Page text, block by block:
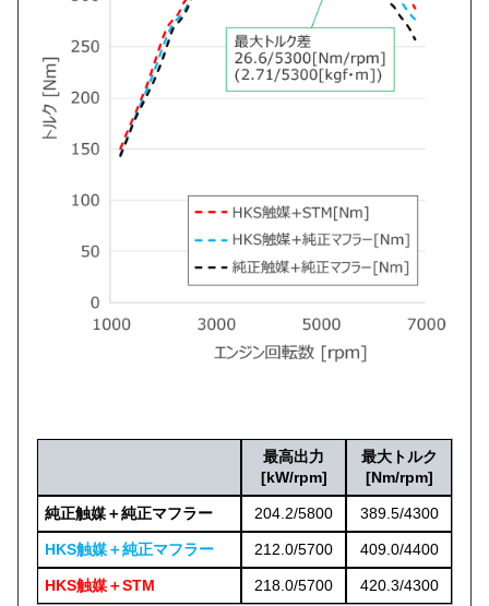
最高出力
[kW/rpm]
最大トルク
[Nm/rpm]
純正触媒＋純正マフラー 204.2/5800 389.5/4300
HKS触媒＋純正マフラー 212.0/5700 409.0/4400
HKS触媒＋STM 218.0/5700
420.3/4300